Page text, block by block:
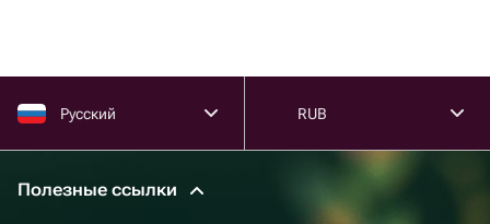
Русский RUB
Полезные ссылки